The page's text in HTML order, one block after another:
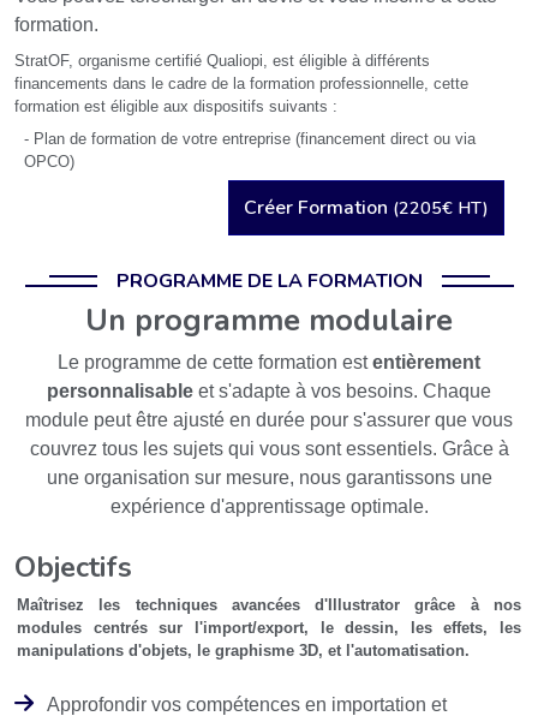
formation.
StratOF, organisme certifié Qualiopi, est éligible à différents
financements dans le cadre de la formation professionnelle, cette
formation est éligible aux dispositifs suivants :
- Plan de formation de votre entreprise (financement direct ou via
OPCO)
Créer Formation (2205€ HT)
PROGRAMME DE LA FORMATION
Un programme modulaire
Le programme de cette formation estentièrement
personnalisable et s'adapte à vos besoins. Chaque
module peut être ajusté en durée pour s'assurer que vous
couvrez tous les sujets qui vous sont essentiels. Grâce à
une organisation sur mesure, nous garantissons une
expérience d'apprentissage optimale.
Objectifs
Maîtrisez les techniques avancées d'Illustrator grâce à nos
modules centrés sur l'import/export, le dessin, les effets, les
manipulations d'objets, le graphisme 3D, et l'automatisation.
Approfondir vos compétences en importation et